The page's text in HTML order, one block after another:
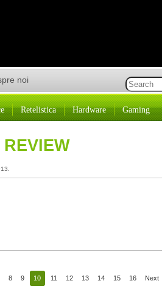
noi
Retelistica Hardware Gaming
8 9 10 11 12 13 14 15 16 Next